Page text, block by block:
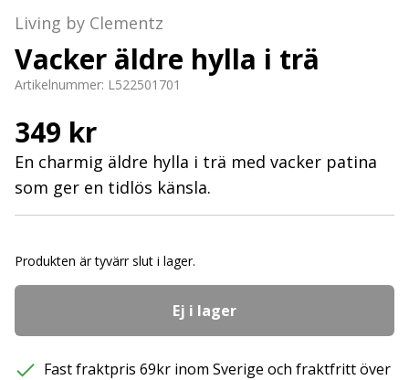
Living by Clementz
Vacker äldre hylla i trä
Artikelnummer: L522501701
349 kr
En charmig äldre hylla i trä med vacker patina
som ger en tidlös känsla.
Produkten är tyvärr slut i lager.
Ej i lager
Fast fraktpris 69kr inom Sverige och fraktfritt över